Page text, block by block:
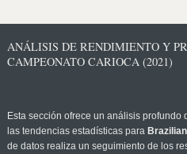
ANÁLISIS DE RENDIMIENTO Y
CAMPEONATO CARIOCA (2021)
Esta sección ofrece un análisis
las tendencias estadísticas para
de datos realiza un seguimiento de los